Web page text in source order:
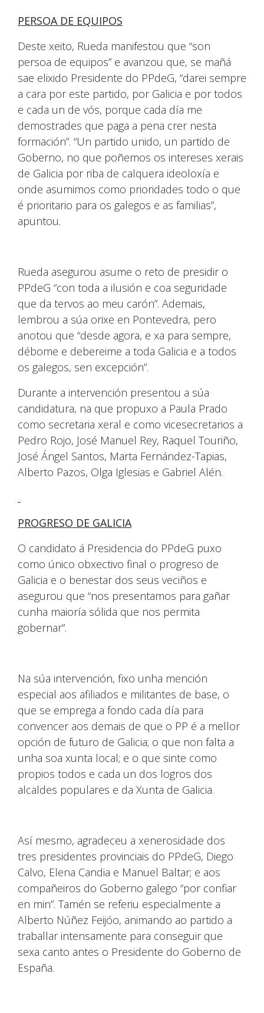
PERSOA DE EQUIPOS
Deste xeito, Rueda manifestou que “son
persoa de equipos” e avanzou que, se mañá
sae elixido Presidente do PPdeG, “darei sempre
a cara por este partido, por Galicia e por todos
e cada un de vós, porque cada día me
demostrades que paga a pena crer nesta
formación”. “Un partido unido, un partido de
Goberno, no que poñemos os intereses xerais
de Galicia por riba de calquera ideoloxía e
onde asumimos como prioridades todo o que
é prioritario para os galegos e as familias”,
apuntou.
Rueda asegurou asume o reto de presidir o
PPdeG “con toda a ilusión e coa seguridade
que da tervos ao meu carón”. Ademais,
lembrou a súa orixe en Pontevedra, pero
anotou que “desde agora, e xa para sempre,
débome e debereime a toda Galicia e a todos
os galegos, sen excepción”.
Durante a intervención presentou a súa
candidatura, na que propuxo a Paula Prado
como secretaria xeral e como vicesecretarios a
Pedro Rojo, José Manuel Rey, Raquel Touriño,
José Ángel Santos, Marta Fernández-Tapias,
Alberto Pazos, Olga Iglesias e Gabriel Alén.
PROGRESO DE GALICIA
O candidato á Presidencia do PPdeG puxo
como único obxectivo final o progreso de
Galicia e o benestar dos seus veciños e
asegurou que “nos presentamos para gañar
cunha maioría sólida que nos permita
gobernar”.
Na súa intervención, fixo unha mención
especial aos afiliados e militantes de base, o
que se emprega a fondo cada día para
convencer aos demais de que o PP é a mellor
opción de futuro de Galicia; o que non falta a
unha soa xunta local; e o que sinte como
propios todos e cada un dos logros dos
alcaldes populares e da Xunta de Galicia.
Así mesmo, agradeceu a xenerosidade dos
tres presidentes provinciais do PPdeG, Diego
Calvo, Elena Candia e Manuel Baltar; e aos
compañeiros do Goberno galego “por confiar
en min”. Tamén se referiu especialmente a
Alberto Núñez Feijóo, animando ao partido a
traballar intensamente para conseguir que
sexa canto antes o Presidente do Goberno de
España.